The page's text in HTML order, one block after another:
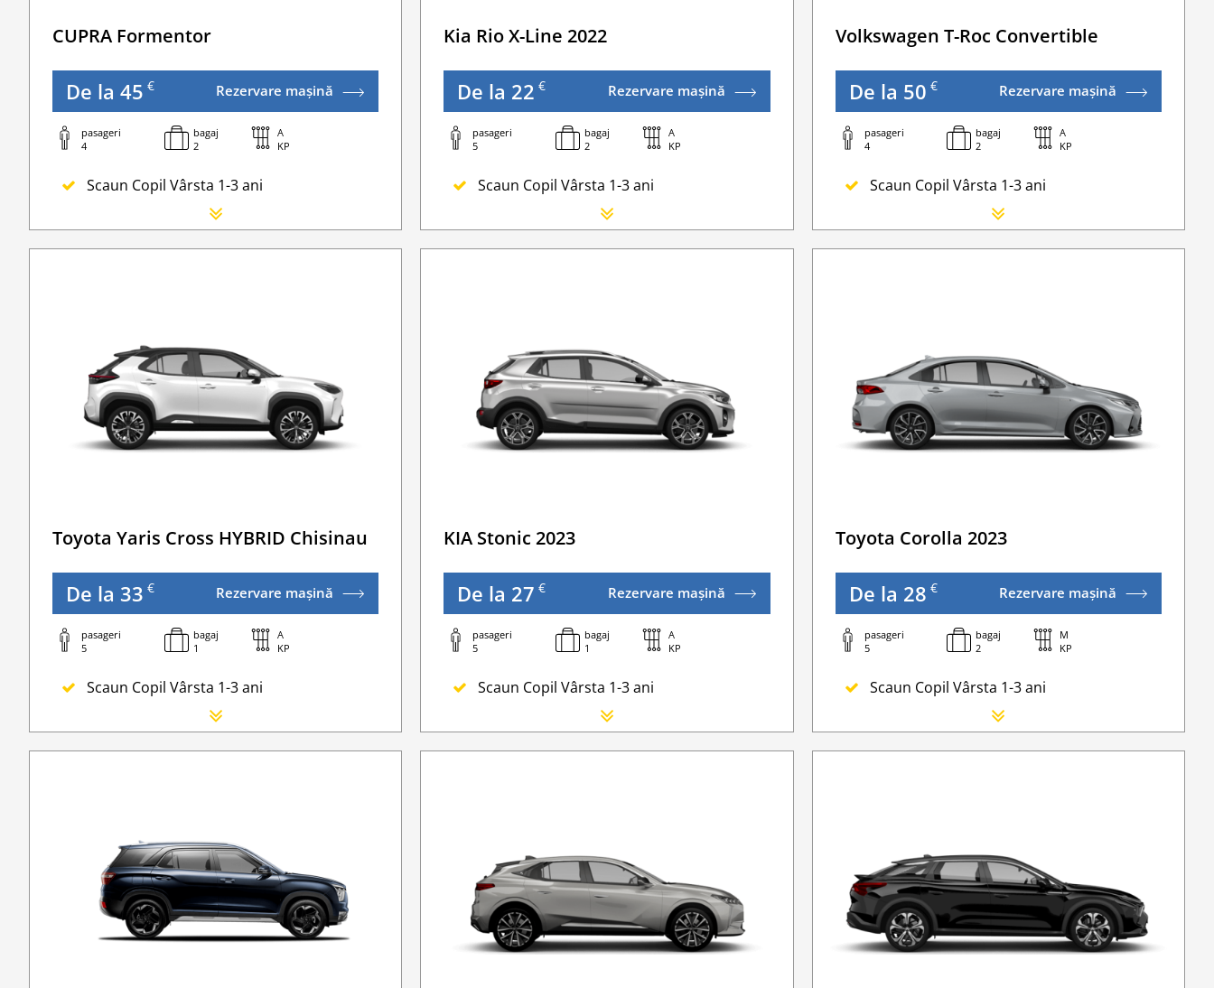
CUPRA Formentor
De la 45 € Rezervare mașină
pasageri
4
bagaj
2
A
KP
Scaun Copil Vârsta 1-3 ani
Scaun Nou-nascut
WI-FI 4G nelimitat
Serviciu premium de urgență pe drum
Traversarea frontierei Romania
Taxa spalatorie
Go Chisinau Airport Shuttle Bus Service And Private Transfers
Kia Rio X-Line 2022
De la 22 € Rezervare mașină
pasageri
5
bagaj
2
A
KP
Scaun Copil Vârsta 1-3 ani
Scaun Nou-nascut
Lanturi de iarna
WI-FI 4G nelimitat
Serviciu premium de urgență pe drum
Traversarea frontierei Romania
Taxa spalatorie
Transfer Privat (sau „RMO Transfer”)
Volkswagen T-Roc Convertible
De la 50 € Rezervare mașină
pasageri
4
bagaj
2
A
KP
Scaun Copil Vârsta 1-3 ani
Scaun Nou-nascut
Traversarea frontierei Romania
Taxa spalatorie
Go Chisinau Airport Shuttle Bus Service And
Transfer Privat (sau „RMO Transfer”)
Toyota Yaris Cross HYBRID Chisinau
De la 33 € Rezervare mașină
pasageri
5
bagaj
1
A
KP
Scaun Copil Vârsta 1-3 ani
Scaun Nou-nascut
Lanturi de iarna
WI-FI 4G nelimitat
Serviciu premium de urgență pe drum
Traversarea frontierei Romania
KIA Stonic 2023
De la 27 € Rezervare mașină
pasageri
5
bagaj
1
A
KP
Scaun Copil Vârsta 1-3 ani
Scaun Nou-nascut
Serviciu premium de urgență pe drum
Traversarea frontierei Romania
Taxa spalatorie
Go Chisinau Airport Shuttle Bus Service And Private Transfers
Toyota Corolla 2023
De la 28 € Rezervare mașină
pasageri
5
bagaj
2
M
KP
Scaun Copil Vârsta 1-3 ani
Scaun Nou-nascut
WI-FI 4G nelimitat
Serviciu premium de urgență pe drum
Traversarea frontierei Romania
Taxa spalatorie
Go Chisinau Airport Shuttle Bus Service And